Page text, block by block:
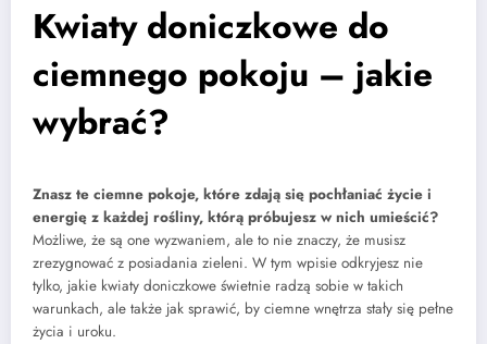
Kwiaty doniczkowe do
ciemnego pokoju – jakie
wybrać?
Znasz te ciemne pokoje, które zdają się pochłaniać życie i
energię z każdej rośliny, którą próbujesz w nich umieścić?
Możliwe, że są one wyzwaniem, ale to nie znaczy, że musisz
zrezygnować z posiadania zieleni. W tym wpisie odkryjesz nie
tylko, jakie kwiaty doniczkowe świetnie radzą sobie w takich
warunkach, ale także jak sprawić, by ciemne wnętrza stały się pełne
życia i uroku.